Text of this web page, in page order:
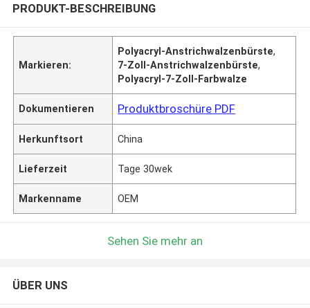
PRODUKT-BESCHREIBUNG
Markieren:
Polyacryl-Anstrichwalzenbürste,
7-Zoll-Anstrichwalzenbürste,
Polyacryl-7-Zoll-Farbwalze
Dokumentieren Produktbroschüre PDF
Herkunftsort China
Lieferzeit Tage 30wek
Markenname OEM
Sehen Sie mehr an
ÜBER UNS